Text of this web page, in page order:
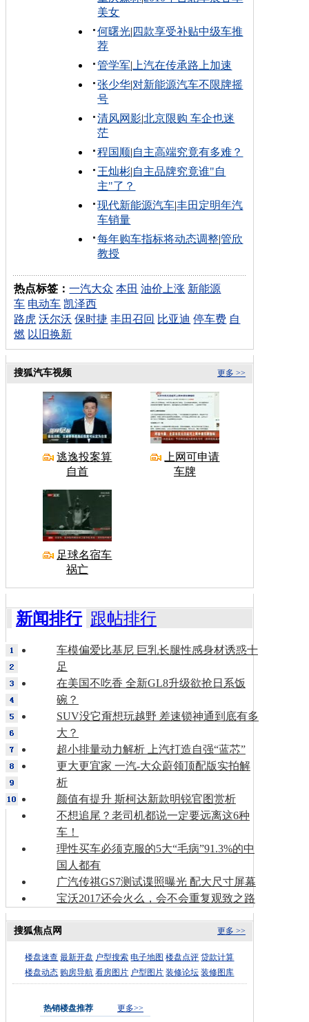
美女
何曙光| 四款享受补贴中级车推
荐
管学军| 上汽在传承路上加速
张少华|对新能源汽车不限牌摇
号
清风网影|北京限购 车企也迷
茫
程国顺|自主高端究竟有多难？
王灿彬|自主品牌究竟谁"自
主"了？
现代新能源汽车|丰田定明年汽
车销量
每年购车指标将动态调整|管欣
教授
热点标签：一汽大众 本田 油价上涨 新能源
车 电动车 凯泽西
路虎 沃尔沃 保时捷 丰田召回 比亚迪 停车费 自
燃 以旧换新
更多 >>
搜狐汽车视频
逃逸投案算
自首
上网可申请
车牌
足球名宿车
祸亡
新闻排行 跟帖排行
车模偏爱比基尼 巨乳长腿性感身材诱惑十
足
在美国不吃香 全新GL8升级欲抢日系饭
碗？
SUV没它甭想玩越野 差速锁神通到底有多
大？
超小排量动力解析 上汽打造自强“蓝芯”
更大更宜家 一汽-大众蔚领顶配版实拍解
析
颜值有提升 斯柯达新款明锐官图赏析
不想追尾？老司机都说一定要远离这6种
车！
理性买车必须克服的5大“毛病”91.3%的中
国人都有
广汽传祺GS7测试谍照曝光 配大尺寸屏幕
宝沃2017还会火么，会不会重复观致之路
更多 >>
搜狐焦点网
楼盘速查 最新开盘 户型搜索 电子地图 楼盘点评 贷款计算
楼盘动态 购房导航 看房图片 户型图片 装修论坛 装修图库
热销楼盘推荐 更多>>